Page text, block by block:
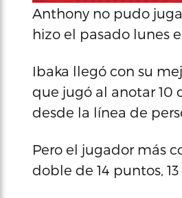
Anthony no pudo
hizo el pasado lunes
Ibaka llegó con su
que jugó al anotar 10
desde la línea de
Pero el jugador más
doble de 14 puntos,